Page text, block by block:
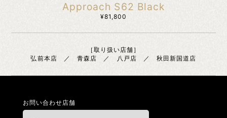
Approach S62 Black
¥81,800
［取り扱い店舗］
弘前本店 ／ 青森店 ／ 八戸店 ／ 秋田新国道店
お問い合わせ店舗